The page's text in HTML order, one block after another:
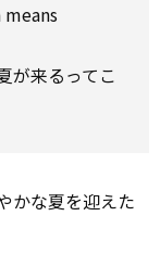
が来るってこ
かな夏を迎えた